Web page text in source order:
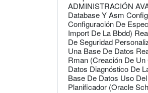
ADMINISTRACIÓN
Database Y Asm
Configuración De
Import De La Bbdd)
De Seguridad
Una Base De Datos
Rman (Creación De
Datos Diagnóstico De
Base De Datos Uso
Planificador (Oracle